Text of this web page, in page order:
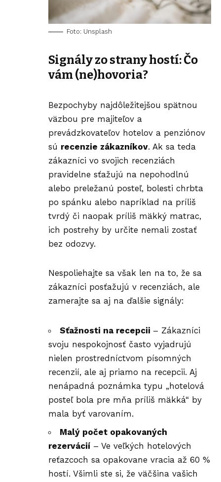
Foto: Unsplash
Signály zo strany hostí: Čo
vám (ne)hovoria?
Bezpochyby najdôležitejšou spätnou
väzbou pre majiteľov a
prevádzkovateľov hotelov a penziónov
sú recenzie zákazníkov. Ak sa teda
zákazníci vo svojich recenziách
pravidelne sťažujú na nepohodlnú
alebo preležanú posteľ, bolesti chrbta
po spánku alebo napríklad na príliš
tvrdý či naopak príliš mäkký matrac,
ich postrehy by určite nemali zostať
bez odozvy.
Nespoliehajte sa však len na to, že sa
zákazníci posťažujú v recenziách, ale
zamerajte sa aj na ďalšie signály:
Sťažnosti na recepcii – Zákazníci
svoju nespokojnosť často vyjadrujú
nielen prostredníctvom písomných
recenzií, ale aj priamo na recepcii. Aj
nenápadná poznámka typu „hotelová
posteľ bola pre mňa príliš mäkká“ by
mala byť varovaním.
Malý počet opakovaných
rezervácií – Ve veľkých hotelových
reťazcoch sa opakovane vracia až 60 %
hostí. Všimli ste si, že väčšina vašich